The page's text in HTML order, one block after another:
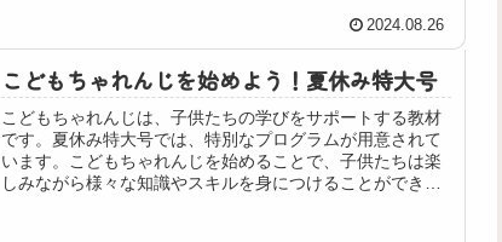
2024.08.26
こどもちゃれんじを始めよう！夏休み特大号
こどもちゃれんじは、子供たちの学びをサポートする教材
です。夏休み特大号では、特別なプログラムが用意されて
います。こどもちゃれんじを始めることで、子供たちは楽
しみながら様々な知識やスキルを身につけることができま